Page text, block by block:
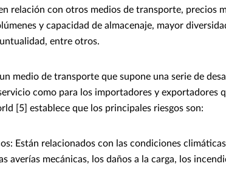
relación con otros medios de transporte, precios
y capacidad de almacenaje, mayor
entre otros.
medio de transporte que supone una serie de
como para los importadores y exportadores
[5] establece que los principales riesgos son:
Están relacionados con las condiciones
averías mecánicas, los daños a la carga, los